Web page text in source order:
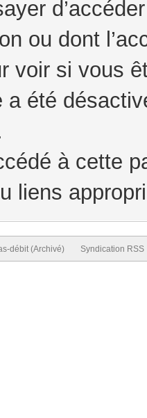
ou dont
voir si vous
a été
à cette
liens
débit (Archivé) Syndication RSS